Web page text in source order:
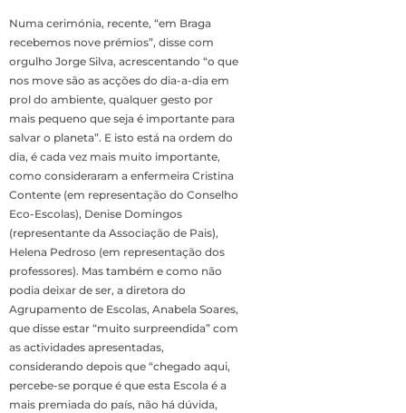
Numa cerimónia, recente, “em Braga
recebemos nove prémios”, disse com
orgulho Jorge Silva, acrescentando “o que
nos move são as acções do dia-a-dia em
prol do ambiente, qualquer gesto por
mais pequeno que seja é importante para
salvar o planeta”. E isto está na ordem do
dia, é cada vez mais muito importante,
como consideraram a enfermeira Cristina
Contente (em representação do Conselho
Eco-Escolas), Denise Domingos
(representante da Associação de Pais),
Helena Pedroso (em representação dos
professores). Mas também e como não
podia deixar de ser, a diretora do
Agrupamento de Escolas, Anabela Soares,
que disse estar “muito surpreendida” com
as actividades apresentadas,
considerando depois que “chegado aqui,
percebe-se porque é que esta Escola é a
mais premiada do país, não há dúvida,